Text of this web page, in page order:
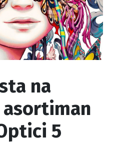
na
5